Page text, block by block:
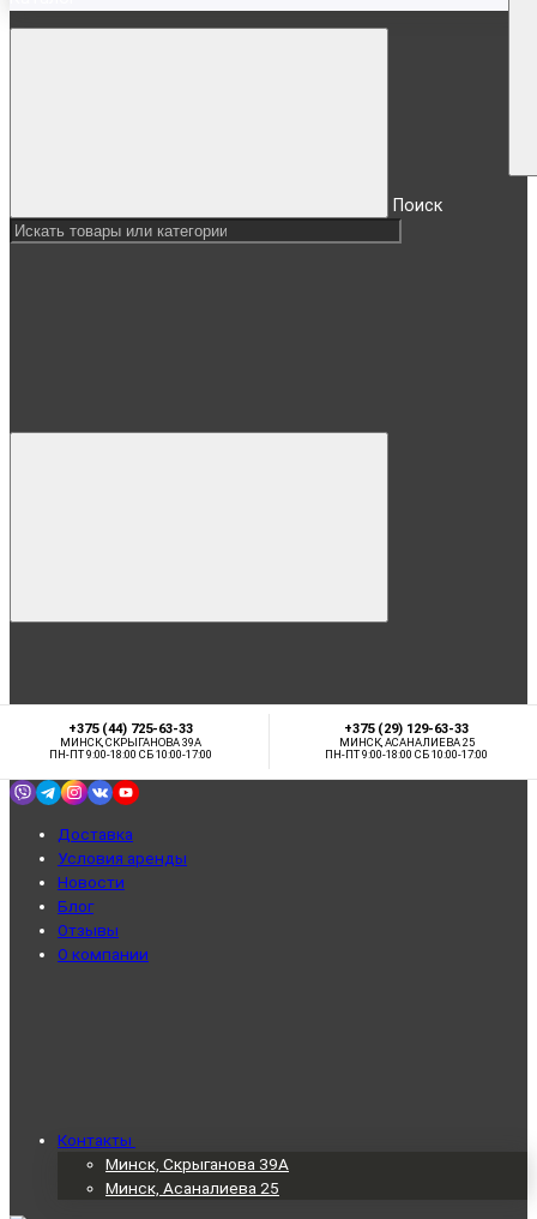
Поиск
+375 (44) 725-63-33
МИНСК, СКРЫГАНОВА 39А
ПН-ПТ 9:00-18:00 СБ 10:00-17:00
+375 (29) 129-63-33
МИНСК, АСАНАЛИЕВА 25
ПН-ПТ 9:00-18:00 СБ 10:00-17:00
Доставка
Условия аренды
Новости
Блог
Отзывы
О компании
Контакты
Минск, Скрыганова 39А
Минск, Асаналиева 25